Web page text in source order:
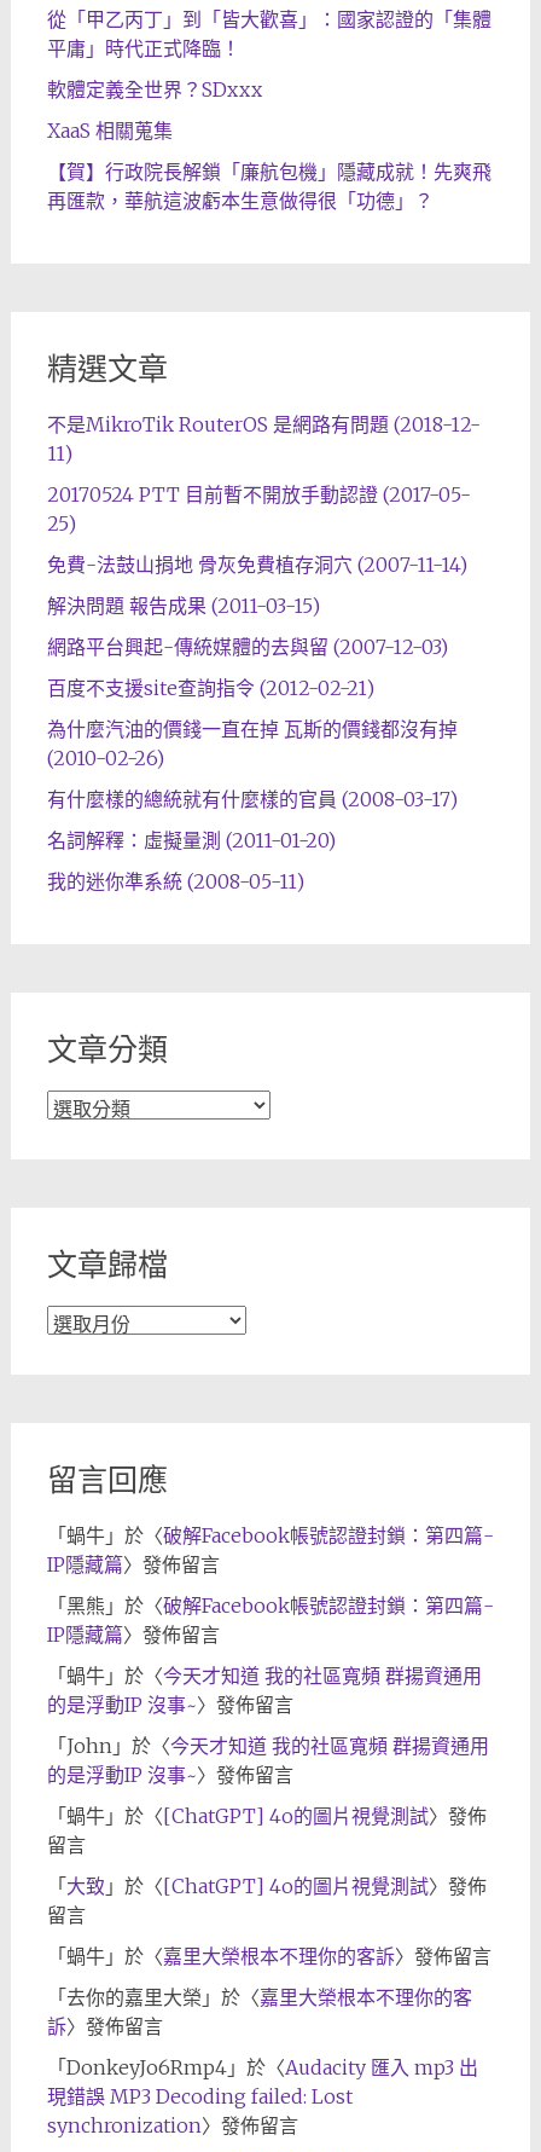
從「甲乙丙丁」到「皆大歡喜」：國家認證的「集體
平庸」時代正式降臨！
軟體定義全世界？SDxxx
XaaS 相關蒐集
【賀】行政院長解鎖「廉航包機」隱藏成就！先爽飛
再匯款，華航這波虧本生意做得很「功德」？
精選文章
不是MikroTik RouterOS 是網路有問題 (2018-12-
11)
20170524 PTT 目前暫不開放手動認證 (2017-05-
25)
免費-法鼓山捐地 骨灰免費植存洞穴 (2007-11-14)
解決問題 報告成果 (2011-03-15)
網路平台興起-傳統媒體的去與留 (2007-12-03)
百度不支援site查詢指令 (2012-02-21)
為什麼汽油的價錢一直在掉 瓦斯的價錢都沒有掉
(2010-02-26)
有什麼樣的總統就有什麼樣的官員 (2008-03-17)
名詞解釋：虛擬量測 (2011-01-20)
我的迷你準系統 (2008-05-11)
文章分類
文
文章歸檔
文
留言回應
「 蝸牛」於〈破解Facebook帳號認證封鎖：第四篇-
IP隱藏篇〉發佈留言
「 黑熊 」於〈破解Facebook帳號認證封鎖：第四篇-
IP隱藏篇〉發佈留言
「 蝸牛」於〈今天才知道 我的社區寬頻 群揚資通用
的是浮動IP 沒事~〉發佈留言
「 John」於〈今天才知道 我的社區寬頻 群揚資通用
的是浮動IP 沒事~〉發佈留言
「 蝸牛」於〈[ChatGPT] 4o的圖片視覺測試〉發佈
留言
「 大致 」於〈[ChatGPT] 4o的圖片視覺測試〉發佈
留言
「 蝸牛」於〈嘉里大榮根本不理你的客訴〉發佈留言
「 去你的嘉里大榮 」於〈嘉里大榮根本不理你的客
訴〉發佈留言
「 DonkeyJo6Rmp4」於〈Audacity 匯入 mp3 出
現錯誤 MP3 Decoding failed: Lost
synchronization〉發佈留言